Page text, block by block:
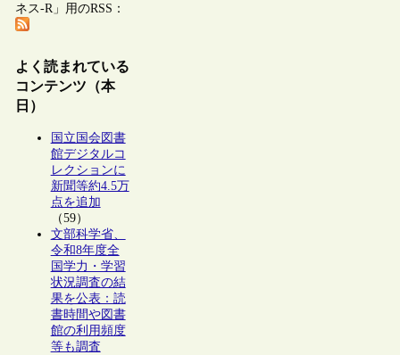
ネス-R」用のRSS：
よく読まれている
コンテンツ（本
日）
国立国会図書
館デジタルコ
レクションに
新聞等約4.5万
点を追加
（59）
文部科学省、
令和8年度全
国学力・学習
状況調査の結
果を公表：読
書時間や図書
館の利用頻度
等も調査